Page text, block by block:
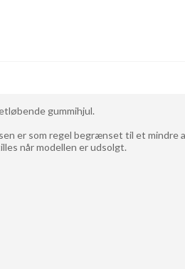
gummihjul.
er som regel begrænset til et mindre
når modellen er udsolgt.